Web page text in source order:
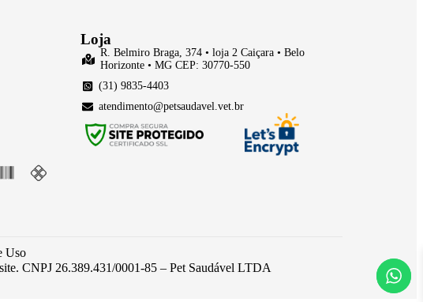
Loja
R. Belmiro Braga, 374 • loja 2 Caiçara • Belo
Horizonte • MG CEP: 30770-550
(31) 9835-4403
atendimento@petsaudavel.vet.br
Uso
CNPJ 26.389.431/0001-85 – Pet Saudável LTDA